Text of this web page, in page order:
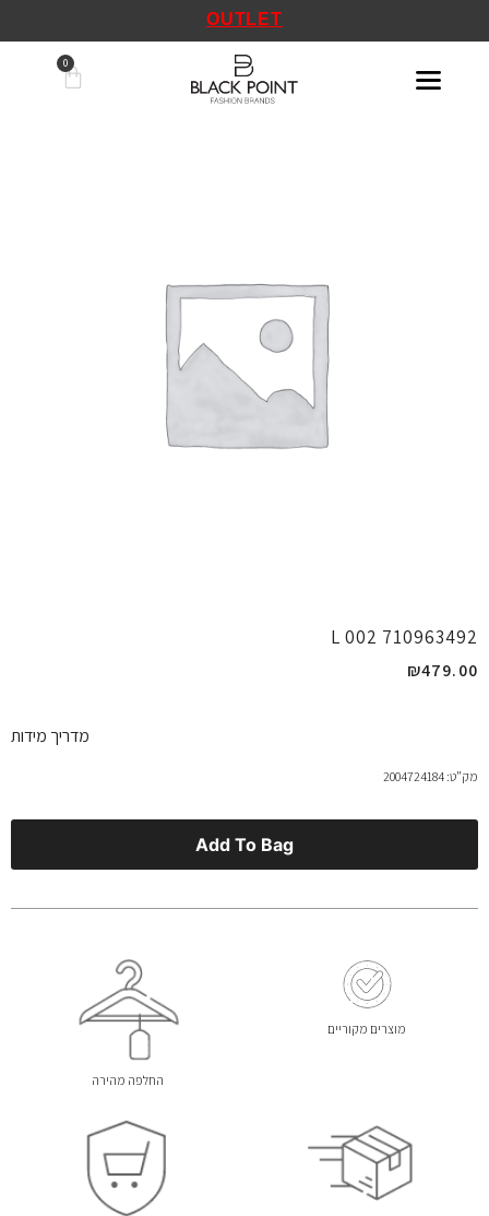
OUTLET
710963492 002 L
₪479.00
מדריך מידות
מק"ט: 2004724184
Add To Bag
מוצרים מקוריים
החלפה מהירה